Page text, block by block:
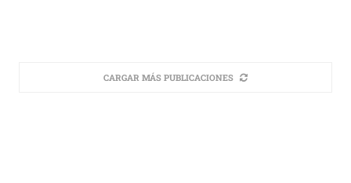
CARGAR MÁS PUBLICACIONES